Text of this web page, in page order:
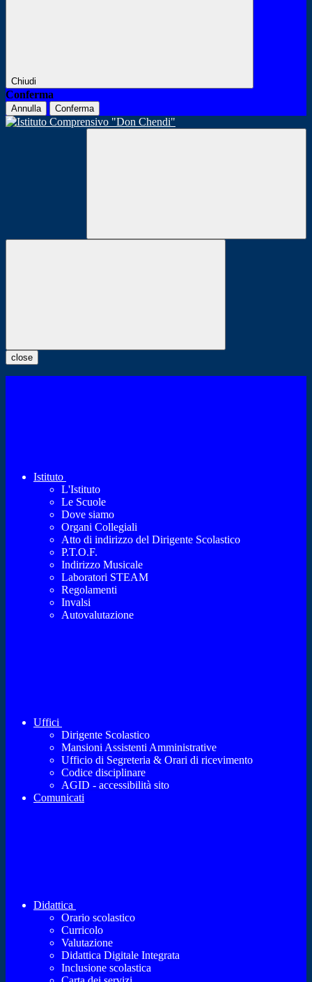
Chiudi
Conferma
Annulla Conferma
close
Istituto
L'Istituto
Le Scuole
Dove siamo
Organi Collegiali
Atto di indirizzo del Dirigente Scolastico
P.T.O.F.
Indirizzo Musicale
Laboratori STEAM
Regolamenti
Invalsi
Autovalutazione
Uffici
Dirigente Scolastico
Mansioni Assistenti Amministrative
Ufficio di Segreteria & Orari di ricevimento
Codice disciplinare
AGID - accessibilità sito
Comunicati
Didattica
Orario scolastico
Curricolo
Valutazione
Didattica Digitale Integrata
Inclusione scolastica